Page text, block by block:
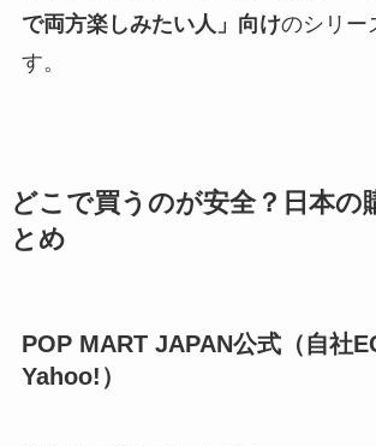
で両方楽しみたい人」向けのシリー
す。
どこで買うのが安全？日本の
とめ
POP MART JAPAN公式（自社
Yahoo!）